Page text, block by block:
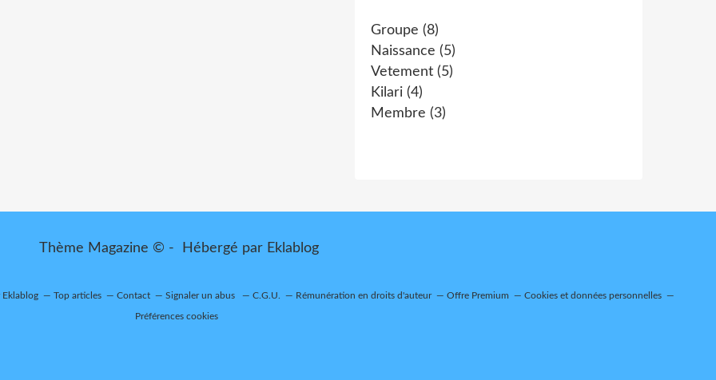
Groupe (8)
Naissance (5)
Vetement (5)
Kilari (4)
Membre (3)
Thème Magazine © - Hébergé par Eklablog
Top articles Contact Signaler un abus C.G.U. Rémunération en droits d'auteur Offre Premium Cookies et données personnelles
Préférences cookies